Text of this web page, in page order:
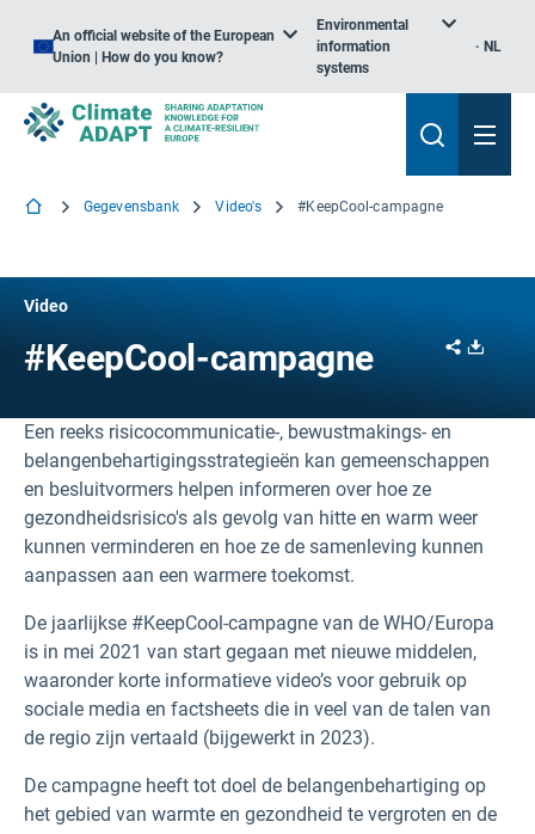
An official website of the European
Union | How do you know?
Environmental
information
systems
NL
Gegevensbank Video's #KeepCool-campagne
Video
#KeepCool-campagne Share
Een reeks risicocommunicatie-, bewustmakings- en
belangenbehartigingsstrategieën kan gemeenschappen
en besluitvormers helpen informeren over hoe ze
gezondheidsrisico's als gevolg van hitte en warm weer
kunnen verminderen en hoe ze de samenleving kunnen
aanpassen aan een warmere toekomst.
De jaarlijkse #KeepCool-campagne van de WHO/Europa
is in mei 2021 van start gegaan met nieuwe middelen,
waaronder korte informatieve video’s voor gebruik op
sociale media en factsheets die in veel van de talen van
de regio zijn vertaald (bijgewerkt in 2023).
De campagne heeft tot doel de belangenbehartiging op
het gebied van warmte en gezondheid te vergroten en de